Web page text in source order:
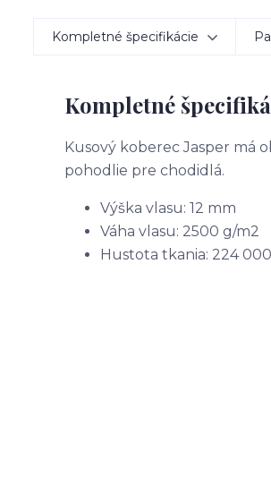
Kompletné špecifikácie
Kompletné
Kusový koberec Jasper má
pohodlie pre chodidlá.
Výška vlasu: 12 mm
Váha vlasu: 2500 g/m2
Hustota tkania: 224